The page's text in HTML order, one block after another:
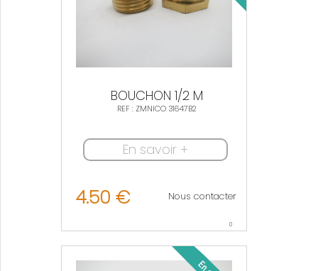
BOUCHON 1/2 M
REF : ZMNICO 31647B2
En savoir +
4.50 € Nous contacter
0